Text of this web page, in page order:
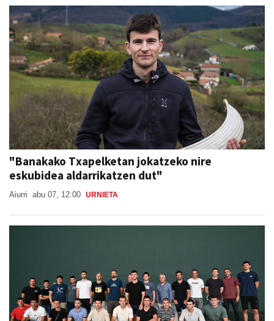
"Banakako Txapelketan jokatzeko nire
eskubidea aldarrikatzen dut"
Aiurri abu 07, 12:00 URNIETA